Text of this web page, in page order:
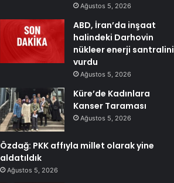
Ağustos 5, 2026
ABD, İran’da inşaat
halindeki Darhovin
nükleer enerji santralini
vurdu
Ağustos 5, 2026
Küre’de Kadınlara
Kanser Taraması
Ağustos 5, 2026
Özdağ: PKK affıyla millet olarak yine
aldatıldık
Ağustos 5, 2026